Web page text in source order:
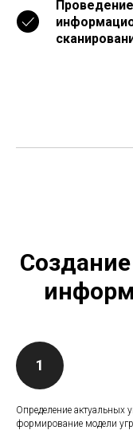
Определение актуальных
формирование модели